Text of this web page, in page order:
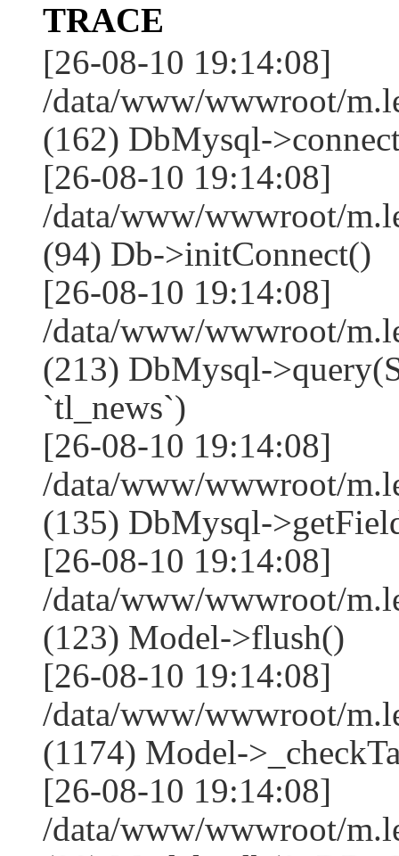
TRACE
[26-08-10 19:14:08]
/data/www/wwwroot/
(162) DbMysql-
[26-08-10 19:14:08]
/data/www/wwwroot/
(94) Db->initConnect()
[26-08-10 19:14:08]
/data/www/wwwroot/
(213) DbMysql-
`tl_news`)
[26-08-10 19:14:08]
/data/www/wwwroot/
(135) DbMysql-
[26-08-10 19:14:08]
/data/www/wwwroot/
(123) Model->flush()
[26-08-10 19:14:08]
/data/www/wwwroot/
(1174) Model-
[26-08-10 19:14:08]
/data/www/wwwroot/